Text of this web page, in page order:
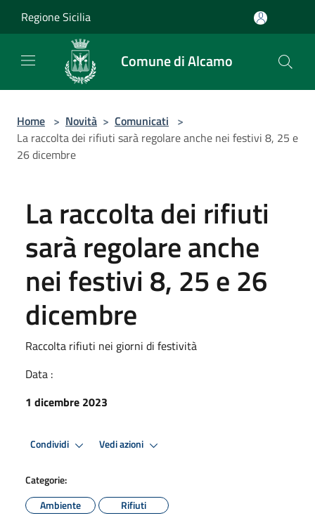
Regione Sicilia
Comune di Alcamo
Home > Novità > Comunicati >
La raccolta dei rifiuti sarà regolare anche nei festivi 8, 25 e
26 dicembre
La raccolta dei rifiuti
sarà regolare anche
nei festivi 8, 25 e 26
dicembre
Raccolta rifiuti nei giorni di festività
Data :
1 dicembre 2023
Condividi Vedi azioni
Categorie:
Ambiente
Rifiuti